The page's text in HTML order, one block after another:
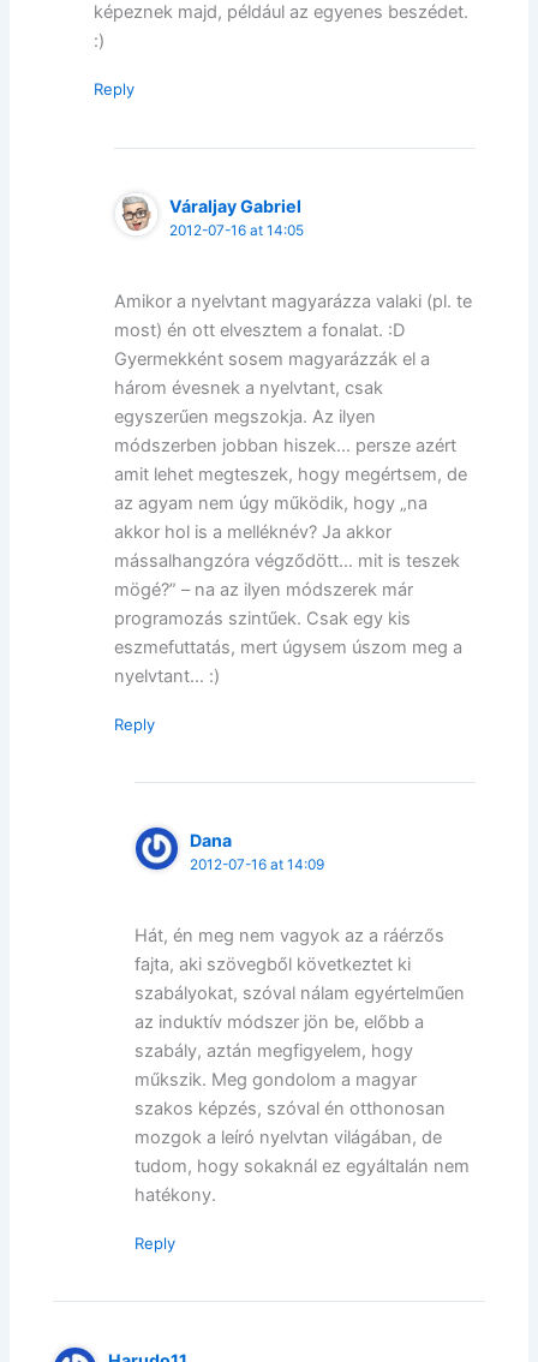
képeznek majd, például az egyenes beszédet.
:)
Reply
Váraljay Gabriel
2012-07-16 at 14:05
Amikor a nyelvtant magyarázza valaki (pl. te
most) én ott elvesztem a fonalat. :D
Gyermekként sosem magyarázzák el a
három évesnek a nyelvtant, csak
egyszerűen megszokja. Az ilyen
módszerben jobban hiszek… persze azért
amit lehet megteszek, hogy megértsem, de
az agyam nem úgy működik, hogy „na
akkor hol is a melléknév? Ja akkor
mássalhangzóra végződött… mit is teszek
mögé?” – na az ilyen módszerek már
programozás szintűek. Csak egy kis
eszmefuttatás, mert úgysem úszom meg a
nyelvtant… :)
Reply
Dana
2012-07-16 at 14:09
Hát, én meg nem vagyok az a ráérzős
fajta, aki szövegből következtet ki
szabályokat, szóval nálam egyértelműen
az induktív módszer jön be, előbb a
szabály, aztán megfigyelem, hogy
műkszik. Meg gondolom a magyar
szakos képzés, szóval én otthonosan
mozgok a leíró nyelvtan világában, de
tudom, hogy sokaknál ez egyáltalán nem
hatékony.
Reply